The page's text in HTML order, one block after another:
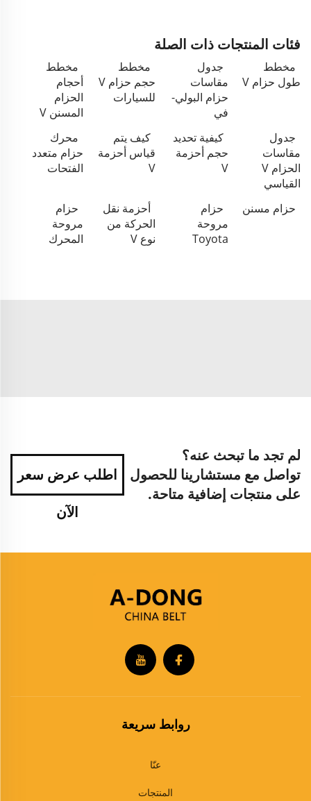
فئات المنتجات ذات الصلة
مخطط
طول حزام V
جدول
مقاسات
حزام البولي-
في
مخطط
حجم حزام V
للسيارات
مخطط
أحجام
الحزام
المسنن V
جدول
مقاسات
الحزام V
القياسي
كيفية تحديد
حجم أحزمة
V
كيف يتم
قياس أحزمة
V
محرك
حزام متعدد
الفتحات
حزام مسنن
حزام
مروحة
Toyota
أحزمة نقل
الحركة من
نوع V
حزام
مروحة
المحرك
لم تجد ما تبحث عنه؟
تواصل مع مستشارينا للحصول
على منتجات إضافية متاحة.
اطلب عرض سعر
الآن
روابط سريعة
عنّا
المنتجات